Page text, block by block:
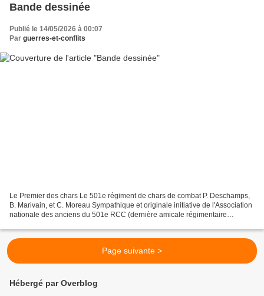
Bande dessinée
Publié le 14/05/2026 à 00:07
Par guerres-et-conflits
Le Premier des chars Le 501e régiment de chars de combat P. Deschamps,
B. Marivain, et C. Moreau Sympathique et originale initiative de l'Association
nationale des anciens du 501e RCC (dernière amicale régimentaire
Page suivante >
Hébergé par Overblog